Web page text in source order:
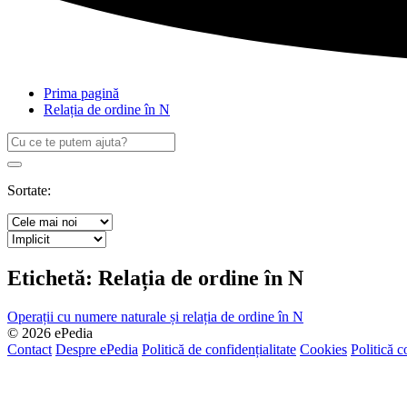
Prima pagină
Relația de ordine în N
Caută
după:
Search
Sortate:
Etichetă: Relația de ordine în N
Operații cu numere naturale și relația de ordine în N
© 2026 ePedia
Contact Despre ePedia Politică de confidențialitate Cookies Politică